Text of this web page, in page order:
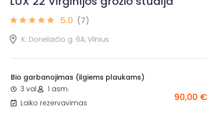
5.0 (7)
K. Donelaičio g. 6A, Vilnius
Bio garbanojimas (ilgiems plaukams)
3 val.
1 asm.
Laiko rezervavimas
90,00 €